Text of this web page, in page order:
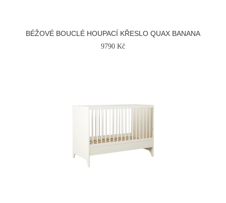
BÉŽOVÉ BOUCLÉ HOUPACÍ KŘESLO QUAX BANANA
9790 Kč